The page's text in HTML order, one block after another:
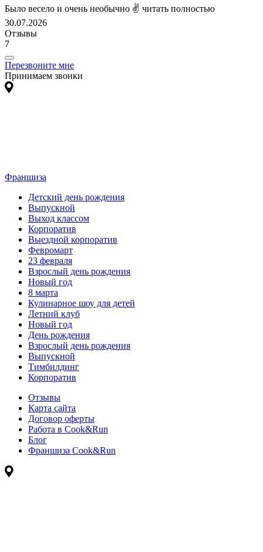
Было весело и очень необычно ✌ читать полностью
30.07.2026
Отзывы
7
Перезвоните мне
Принимаем звонки
Франшиза
Детский день рождения
Выпускной
Выход классом
Корпоратив
Выездной корпоратив
Февромарт
23 февраля
Взрослый день рождения
Новый год
8 марта
Кулинарное шоу для детей
Летний клуб
Новый год
День рождения
Взрослый день рождения
Выпускной
Тимбилдинг
Корпоратив
Отзывы
Карта сайта
Договор оферты
Работа в Cook&Run
Блог
Франшиза Cook&Run